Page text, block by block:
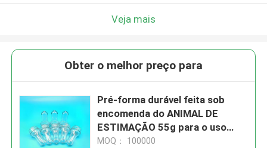
Veja mais
Obter o melhor preço para
Pré-forma durável feita sob
encomenda do ANIMAL DE
ESTIMAÇÃO 55g para o uso
industrial
MOQ： 100000